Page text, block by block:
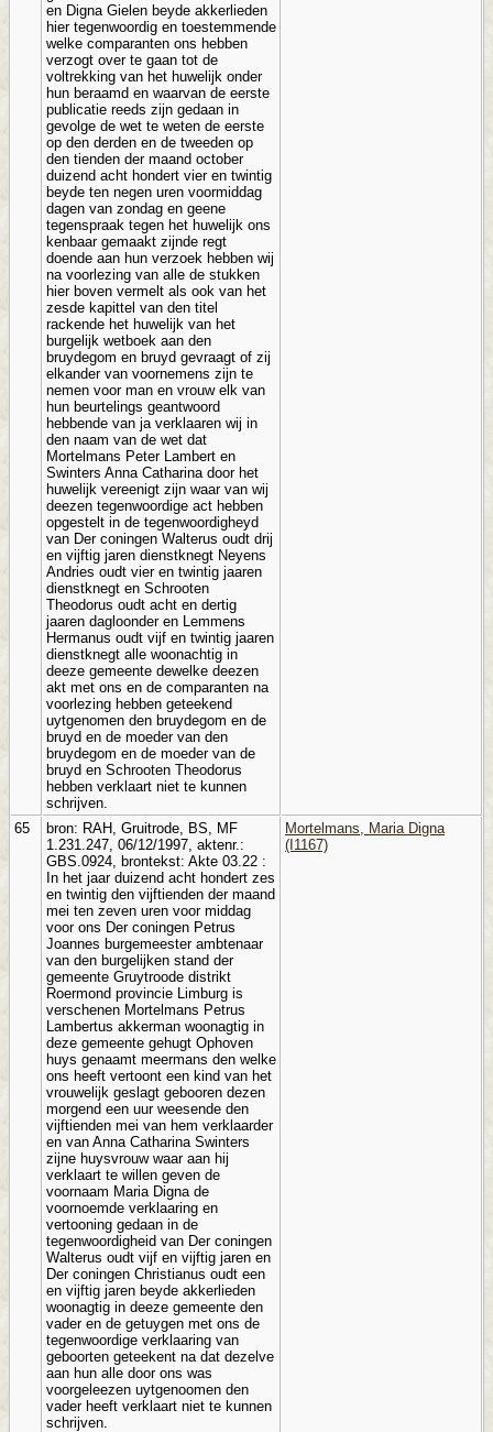
en Digna Gielen beyde akkerlieden
hier tegenwoordig en toestemmende
welke comparanten ons hebben
verzogt over te gaan tot de
voltrekking van het huwelijk onder
hun beraamd en waarvan de eerste
publicatie reeds zijn gedaan in
gevolge de wet te weten de eerste
op den derden en de tweeden op
den tienden der maand october
duizend acht hondert vier en twintig
beyde ten negen uren voormiddag
dagen van zondag en geene
tegenspraak tegen het huwelijk ons
kenbaar gemaakt zijnde regt
doende aan hun verzoek hebben wij
na voorlezing van alle de stukken
hier boven vermelt als ook van het
zesde kapittel van den titel
rackende het huwelijk van het
burgelijk wetboek aan den
bruydegom en bruyd gevraagt of zij
elkander van voornemens zijn te
nemen voor man en vrouw elk van
hun beurtelings geantwoord
hebbende van ja verklaaren wij in
den naam van de wet dat
Mortelmans Peter Lambert en
Swinters Anna Catharina door het
huwelijk vereenigt zijn waar van wij
deezen tegenwoordige act hebben
opgestelt in de tegenwoordigheyd
van Der coningen Walterus oudt drij
en vijftig jaren dienstknegt Neyens
Andries oudt vier en twintig jaaren
dienstknegt en Schrooten
Theodorus oudt acht en dertig
jaaren dagloonder en Lemmens
Hermanus oudt vijf en twintig jaaren
dienstknegt alle woonachtig in
deeze gemeente dewelke deezen
akt met ons en de comparanten na
voorlezing hebben geteekend
uytgenomen den bruydegom en de
bruyd en de moeder van den
bruydegom en de moeder van de
bruyd en Schrooten Theodorus
hebben verklaart niet te kunnen
schrijven.
65
bron: RAH, Gruitrode, BS, MF
1.231.247, 06/12/1997, aktenr.:
GBS.0924, brontekst: Akte 03.22 :
In het jaar duizend acht hondert zes
en twintig den vijftienden der maand
mei ten zeven uren voor middag
voor ons Der coningen Petrus
Joannes burgemeester ambtenaar
van den burgelijken stand der
gemeente Gruytroode distrikt
Roermond provincie Limburg is
verschenen Mortelmans Petrus
Lambertus akkerman woonagtig in
deze gemeente gehugt Ophoven
huys genaamt meermans den welke
ons heeft vertoont een kind van het
vrouwelijk geslagt gebooren dezen
morgend een uur weesende den
vijftienden mei van hem verklaarder
en van Anna Catharina Swinters
zijne huysvrouw waar aan hij
verklaart te willen geven de
voornaam Maria Digna de
voornoemde verklaaring en
vertooning gedaan in de
tegenwoordigheid van Der coningen
Walterus oudt vijf en vijftig jaren en
Der coningen Christianus oudt een
en vijftig jaren beyde akkerlieden
woonagtig in deeze gemeente den
vader en de getuygen met ons de
tegenwoordige verklaaring van
geboorten geteekent na dat dezelve
aan hun alle door ons was
voorgeleezen uytgenoomen den
vader heeft verklaart niet te kunnen
schrijven.
Mortelmans, Maria Digna
(I1167)